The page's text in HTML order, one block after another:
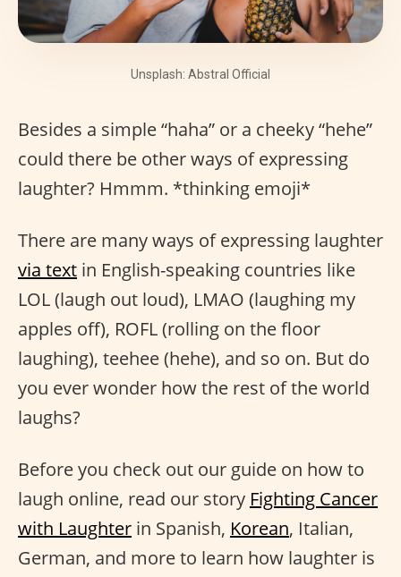
Unsplash: Abstral Official
Besides a simple “haha” or a cheeky “hehe”
could there be other ways of expressing
laughter? Hmmm. *thinking emoji*
There are many ways of expressing laughter
via text in English-speaking countries like
LOL (laugh out loud), LMAO (laughing my
apples off), ROFL (rolling on the floor
laughing), teehee (hehe), and so on. But do
you ever wonder how the rest of the world
laughs?
Before you check out our guide on how to
laugh online, read our story Fighting Cancer
with Laughter in Spanish, Korean, Italian,
German, and more to learn how laughter is